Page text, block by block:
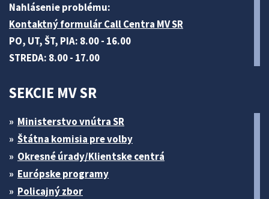
Nahlásenie problému:
Kontaktný formulár Call Centra MV SR
PO, UT, ŠT, PIA: 8.00 - 16.00
STREDA: 8.00 - 17.00
SEKCIE MV SR
Ministerstvo vnútra SR
Štátna komisia pre volby
Okresné úrady/Klientske centrá
Európske programy
Policajný zbor